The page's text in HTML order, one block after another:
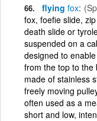
flying fox
fox, foefie slide,
death slide or
suspended on a
designed to
from the top to the
made of stainless
freely moving
often used as a
short and low,